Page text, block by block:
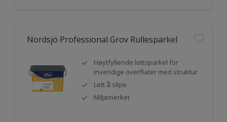
Nordsjö Professional Grov Rullesparkel
Høytfyllende lettsparkel for
invendige overflater med struktur
Lett å slipe
Miljømerket